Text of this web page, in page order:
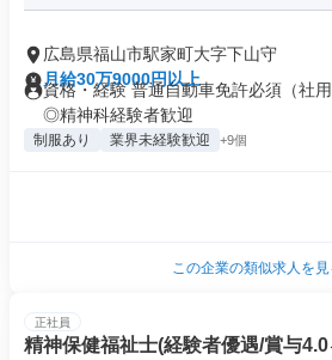
広島県福山市駅家町大字下山守
月給30万9000円以上
資格・経験 普通自動車免許必須（社
◎精神科経験者歓迎
制服あり 業界未経験歓迎 +9個
この企業の類似求人を見
正社員
精神保健福祉士(経験者優遇/賞与